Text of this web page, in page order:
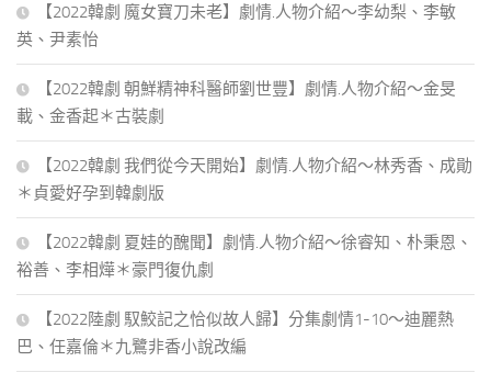
【2022韓劇 魔女寶刀未老】劇情.人物介紹～李幼梨、李敏
英、尹素怡
【2022韓劇 朝鮮精神科醫師劉世豐】劇情.人物介紹～金旻
載、金香起＊古裝劇
【2022韓劇 我們從今天開始】劇情.人物介紹～林秀香、成勛
＊貞愛好孕到韓劇版
【2022韓劇 夏娃的醜聞】劇情.人物介紹～徐睿知、朴秉恩、
裕善、李相燁＊豪門復仇劇
【2022陸劇 馭鮫記之恰似故人歸】分集劇情1-10～迪麗熱
巴、任嘉倫＊九鷺非香小說改編